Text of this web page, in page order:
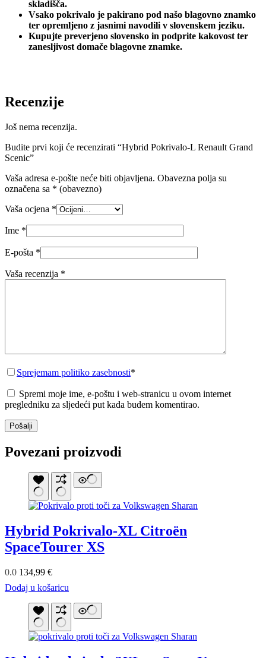
skladišča.
Vsako pokrivalo je pakirano pod našo blagovno znamko
ter opremljeno z jasnimi navodili v slovenskem jeziku.
Kupujte preverjeno slovensko in podprite kakovost ter
zanesljivost domače blagovne znamke.
Recenzije
Još nema recenzija.
Budite prvi koji će recenzirati “Hybrid Pokrivalo-L Renault Grand
Scenic”
Vaša adresa e-pošte neće biti objavljena. Obavezna polja su
označena sa * (obavezno)
Vaša ocjena *
Ime *
E-pošta *
Vaša recenzija *
Sprejemam politiko zasebnosti*
Spremi moje ime, e-poštu i web-stranicu u ovom internet
pregledniku za sljedeći put kada budem komentirao.
Pošalji
Povezani proizvodi
Hybrid Pokrivalo-XL Citroën
SpaceTourer XS
0.0 134,99 €
Dodaj u košaricu